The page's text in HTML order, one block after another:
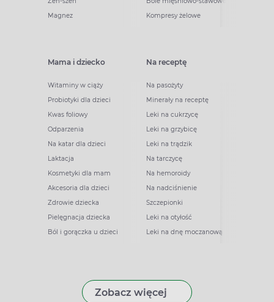
Magnez
Kompresy żelowe
Mama i dziecko
Witaminy w ciąży
Probiotyki dla dzieci
Kwas foliowy
Odparzenia
Na katar dla dzieci
Laktacja
Kosmetyki dla mam
Akcesoria dla dzieci
Zdrowie dziecka
Pielęgnacja dziecka
Ból i gorączka u dzieci
Na receptę
Na pasożyty
Minerały na receptę
Leki na cukrzycę
Leki na grzybicę
Leki na trądzik
Na tarczycę
Na hemoroidy
Na nadciśnienie
Szczepionki
Leki na otyłość
Leki na dnę moczanową
Zobacz więcej